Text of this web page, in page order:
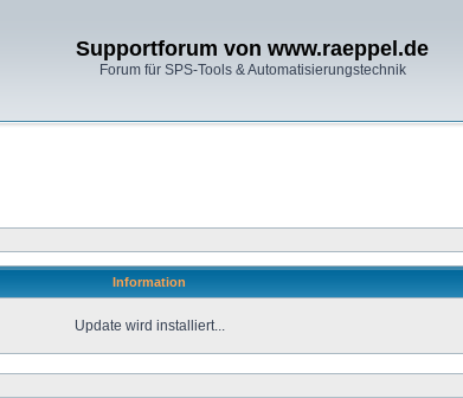
Supportforum von www.raeppel.de
Forum für SPS-Tools & Automatisierungstechnik
Information
Update wird installiert...